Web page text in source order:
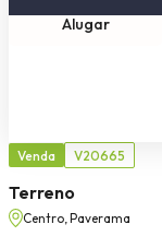
Alugar
Venda V20665
Terreno
Centro, Paverama